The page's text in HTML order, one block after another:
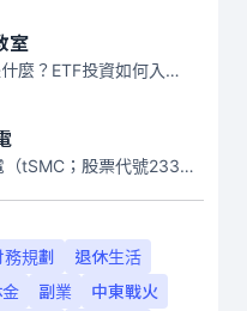
室
ETF是什麼？ETF投資如何入門？本系列專題文章將會告訴你新手必須知道的ETF基礎知識。
台積電（tSMC；股票代號2330）是全球領先的半導體代工公司，成立於1987年，總部位於台灣新竹。且已於美國、日本、德國及中國設廠，台積電是全球首家專業積體電路製造服務公司，也是全球最先進和最大規模的半導體代工廠。
務規劃
退休生活
副業
中東戰火